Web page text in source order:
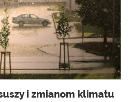
i zmianom klimatu